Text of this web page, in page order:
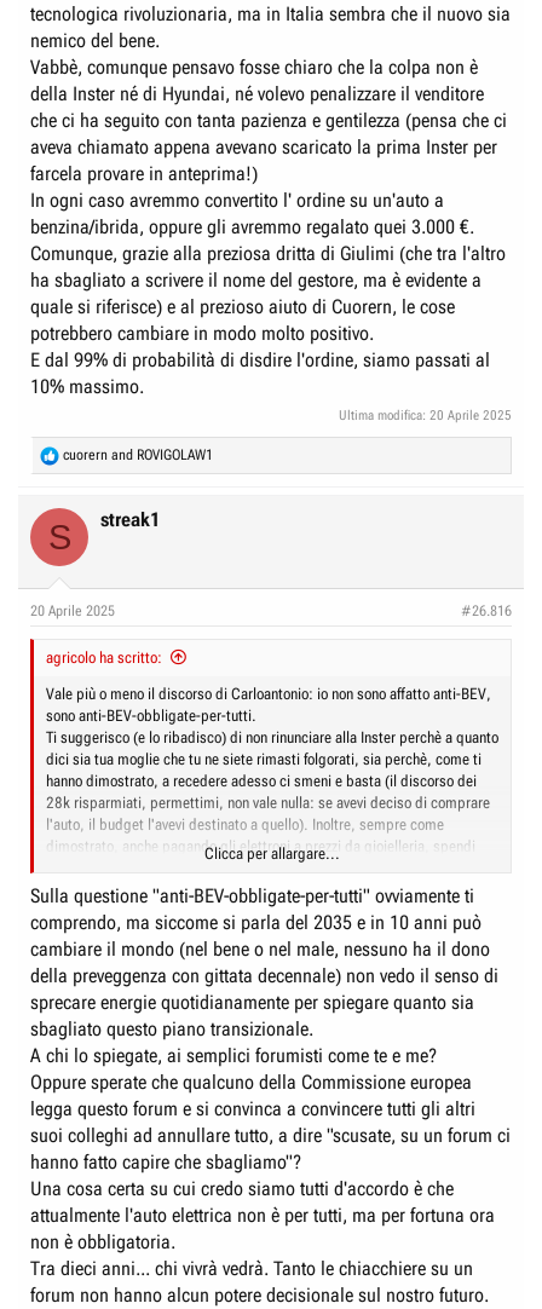
tecnologica rivoluzionaria, ma in Italia sembra che il nuovo sia
nemico del bene.
Vabbè, comunque pensavo fosse chiaro che la colpa non è
della Inster né di Hyundai, né volevo penalizzare il venditore
che ci ha seguito con tanta pazienza e gentilezza (pensa che ci
aveva chiamato appena avevano scaricato la prima Inster per
farcela provare in anteprima!)
In ogni caso avremmo convertito l' ordine su un'auto a
benzina/ibrida, oppure gli avremmo regalato quei 3.000 €.
Comunque, grazie alla preziosa dritta di Giulimi (che tra l'altro
ha sbagliato a scrivere il nome del gestore, ma è evidente a
quale si riferisce) e al prezioso aiuto di Cuorern, le cose
potrebbero cambiare in modo molto positivo.
E dal 99% di probabilità di disdire l'ordine, siamo passati al
10% massimo.
Ultima modifica: 20 Aprile 2025
R
e
t
s
cuorern and ROVIGOLAW1
S streak1
20 Aprile 2025 #26.816
agricolo ha scritto:
Vale più o meno il discorso di Carloantonio: io non sono affatto anti-BEV,
sono anti-BEV-obbligate-per-tutti.
Ti suggerisco (e lo ribadisco) di non rinunciare alla Inster perchè a quanto
dici sia tua moglie che tu ne siete rimasti folgorati, sia perchè, come ti
hanno dimostrato, a recedere adesso ci smeni e basta (il discorso dei
28k risparmiati, permettimi, non vale nulla: se avevi deciso di comprare
l'auto, il budget l'avevi destinato a quello). Inoltre, sempre come
dimostrato, anche pagando gli elettroni a prezzi da gioielleria, spendi
meno che con una a benzina, oltre a poter sempre mandare a Canfulo
Plenitude e trovarne uno un po' meno ladro....
PS: per dire, a te consiglio di tenerti l'elettrica, a cuorern invece
suggerirei di perdere la caparra.....
Clicca per allargare...
Sulla questione "anti-BEV-obbligate-per-tutti" ovviamente ti
comprendo, ma siccome si parla del 2035 e in 10 anni può
cambiare il mondo (nel bene o nel male, nessuno ha il dono
della preveggenza con gittata decennale) non vedo il senso di
sprecare energie quotidianamente per spiegare quanto sia
sbagliato questo piano transizionale.
A chi lo spiegate, ai semplici forumisti come te e me?
Oppure sperate che qualcuno della Commissione europea
legga questo forum e si convinca a convincere tutti gli altri
suoi colleghi ad annullare tutto, a dire "scusate, su un forum ci
hanno fatto capire che sbagliamo"?
Una cosa certa su cui credo siamo tutti d'accordo è che
attualmente l'auto elettrica non è per tutti, ma per fortuna ora
non è obbligatoria.
Tra dieci anni... chi vivrà vedrà. Tanto le chiacchiere su un
forum non hanno alcun potere decisionale sul nostro futuro.